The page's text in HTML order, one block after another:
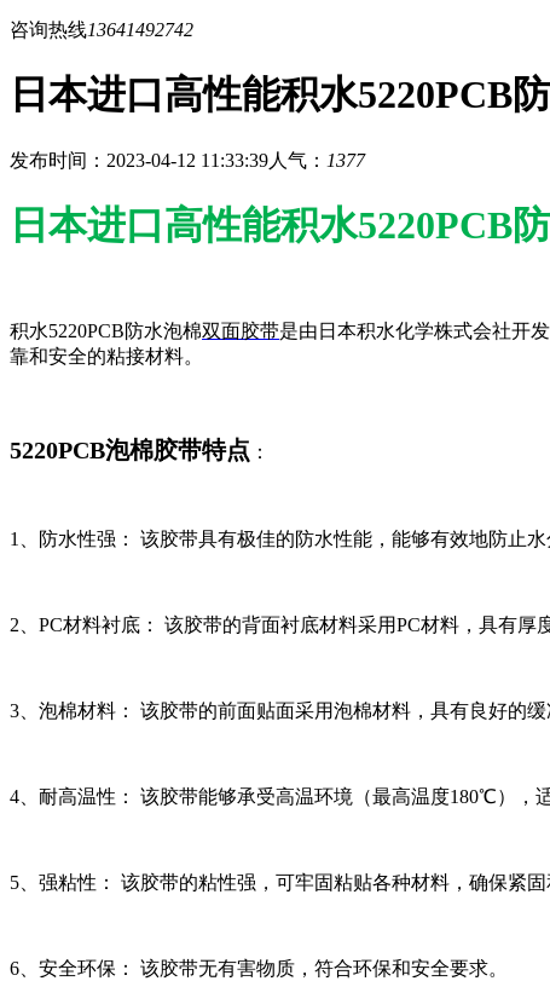
咨询热线13641492742
日本进口高性能积水5220PCB
发布时间：2023-04-12 11:33:39人气： 1377
日本进口高性能积水5220PCB
积水5220PCB防水泡棉双面胶带是由日本积水化学株式会社开
靠和安全的粘接材料。
5220PCB泡棉胶带特点 ：
1、防水性强： 该胶带具有极佳的防水性能，能够有效地防止水
2、PC材料衬底： 该胶带的背面衬底材料采用PC材料，具有厚
3、泡棉材料： 该胶带的前面贴面采用泡棉材料，具有良好的缓
4、耐高温性： 该胶带能够承受高温环境（最高温度180℃），
5、强粘性： 该胶带的粘性强，可牢固粘贴各种材料，确保紧固
6、安全环保： 该胶带无有害物质，符合环保和安全要求。